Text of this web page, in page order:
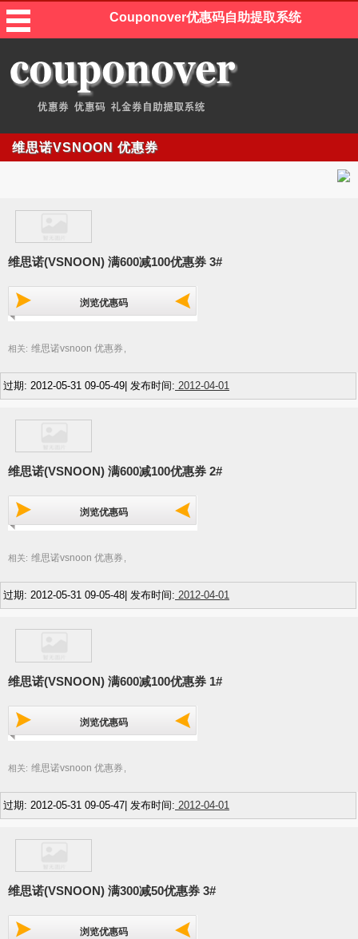
Couponover优惠码自助提取系统
维思诺VSNOON 优惠券
维思诺(VSNOON) 满600减100优惠券 3#
浏览优惠码
相关: 维思诺vsnoon 优惠券
过期: 2012-05-31 09-05-49| 发布时间: 2012-04-01
维思诺(VSNOON) 满600减100优惠券 2#
浏览优惠码
相关: 维思诺vsnoon 优惠券 ,
过期: 2012-05-31 09-05-48| 发布时间: 2012-04-01
维思诺(VSNOON) 满600减100优惠券 1#
浏览优惠码
相关: 维思诺vsnoon 优惠券
过期: 2012-05-31 09-05-47| 发布时间: 2012-04-01
维思诺(VSNOON) 满300减50优惠券 3#
浏览优惠码